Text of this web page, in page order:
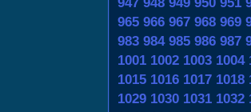
965 966 967 968 969
983 984 985 986 987
1001 1002 1003 1004
1015 1016 1017 1018
1029 1030 1031 1032